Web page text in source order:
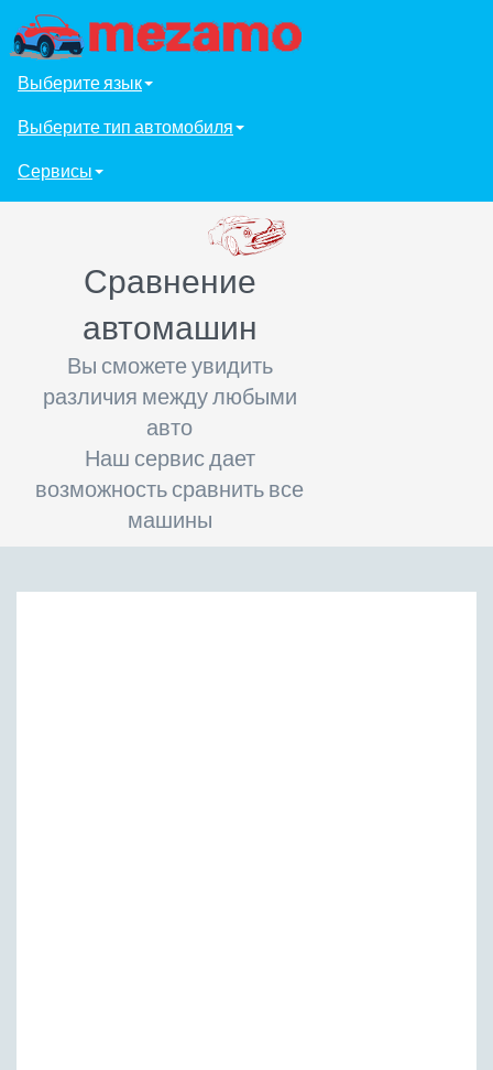
Выберите язык
Выберите тип автомобиля
Сервисы
Сравнение
автомашин
Вы сможете увидить
различия между любыми
авто
Наш сервис дает
возможность сравнить все
машины